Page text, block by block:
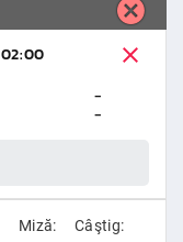
02:00
-
-
Miză:
Câştig: